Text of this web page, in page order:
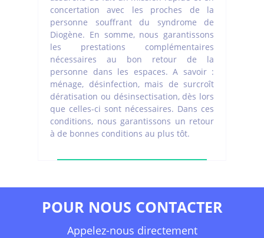
concertation avec les proches de la
personne souffrant du syndrome de
Diogène. En somme, nous garantissons
les prestations complémentaires
nécessaires au bon retour de la
personne dans les espaces. A savoir :
ménage, désinfection, mais de surcroît
dératisation ou désinsectisation, dès lors
que celles-ci sont nécessaires. Dans ces
conditions, nous garantissons un retour
à de bonnes conditions au plus tôt.
POUR NOUS CONTACTER
Appelez-nous directement